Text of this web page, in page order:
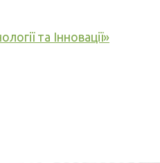
та Інновації»